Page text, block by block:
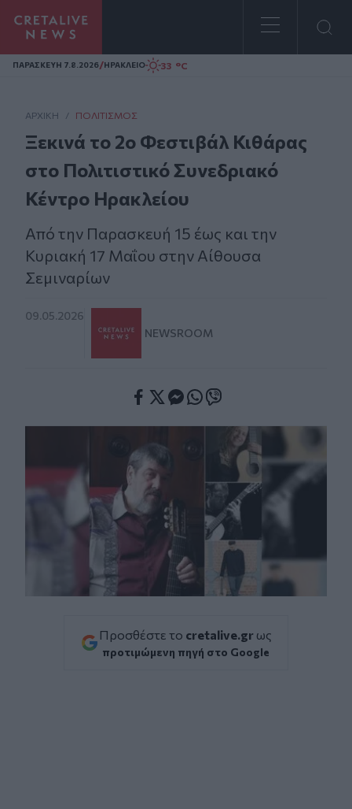
Homepage
ΠΑΡΑΣΚΕΥΗ 7.8.2026/ΗΡΑΚΛΕΙΟ 33 °C
ΑΡΧΙΚΗ / ΠΟΛΙΤΙΣΜΌΣ
Ξεκινά το 2ο Φεστιβάλ Κιθάρας
στο Πολιτιστικό Συνεδριακό
Κέντρο Ηρακλείου
Από την Παρασκευή 15 έως και την
Κυριακή 17 Μαΐου στην Αίθουσα
Σεμιναρίων
09.05.2026
NEWSROOM
Προσθέστε το cretalive.gr ως
προτιμώμενη πηγή στο Google